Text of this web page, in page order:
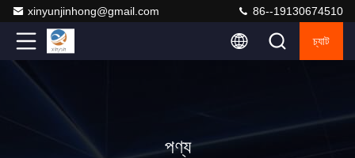
xinyunjinhong@gmail.com 86--19130674510
চ্যাট
পণ্য